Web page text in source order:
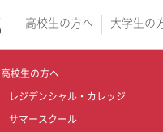
高校生の方へ 大学生の
高校生の方へ
レジデンシャル・カレッジ
サマースクール